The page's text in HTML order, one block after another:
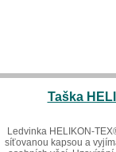
Taška
Ledvinka HELIKON-
síťovanou kapsou a